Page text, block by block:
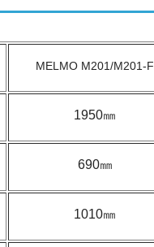
MELMO M201/M201-F
1950㎜
690㎜
1010㎜